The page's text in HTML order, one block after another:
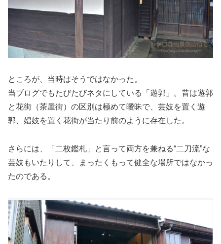
ところが、当時はそうではなかった。
当ブログでもたびたびネタにしている「遊郭」。昔は遊郭
と花街（茶屋街）の区別は極めて曖昧で、芸妓を置く遊
郭、娼妓を置く花街が当たり前のように存在した。
さらには、「二枚鑑札」と言って両方を兼ねる“二刀流”な
芸妓もいたりして、まったくもって健全な場所ではなかっ
たのである。